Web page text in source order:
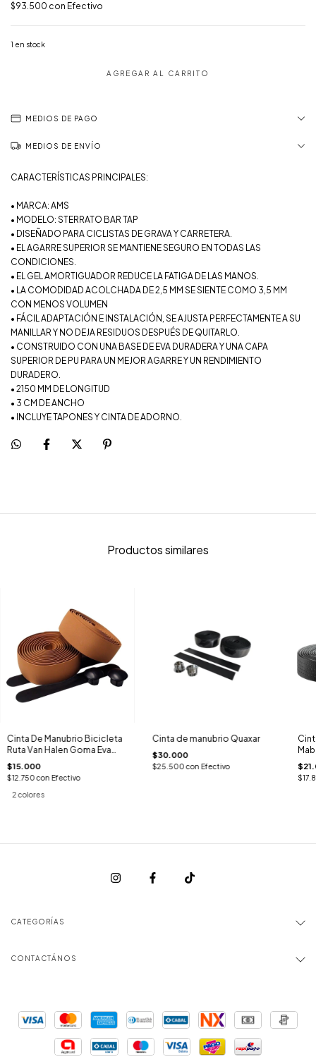
$93.500 con Efectivo
1 en stock
MEDIOS DE PAGO
MEDIOS DE ENVÍO
CARACTERÍSTICAS PRINCIPALES:
• MARCA: AMS
• MODELO: STERRATO BAR TAP
• DISEÑADO PARA CICLISTAS DE GRAVA Y CARRETERA.
• EL AGARRE SUPERIOR SE MANTIENE SEGURO EN TODAS LAS
CONDICIONES.
• EL GEL AMORTIGUADOR REDUCE LA FATIGA DE LAS MANOS.
• LA COMODIDAD ACOLCHADA DE 2,5 MM SE SIENTE COMO 3,5 MM
CON MENOS VOLUMEN
• FÁCIL ADAPTACIÓN E INSTALACIÓN, SE AJUSTA PERFECTAMENTE A SU
MANILLAR Y NO DEJA RESIDUOS DESPUÉS DE QUITARLO.
• CONSTRUIDO CON UNA BASE DE EVA DURADERA Y UNA CAPA
SUPERIOR DE PU PARA UN MEJOR AGARRE Y UN RENDIMIENTO
DURADERO.
• 2150 MM DE LONGITUD
• 3 CM DE ANCHO
• INCLUYE TAPONES Y CINTA DE ADORNO.
Productos similares
Cinta De Manubrio Bicicleta
Ruta Van Halen Goma Eva
3x190cm
$15.000
$12.750con Efectivo
2 colores
Cinta de manubrio Quaxar
$30.000
$25.500con Efectivo
CATEGORÍAS
CONTACTÁNOS